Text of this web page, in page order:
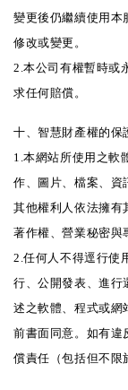
變更後仍繼續使用本
修改或變更。
2.本公司有權暫時或
求任何賠償。
十、智慧財產權的保
1.本網站所使用之軟
作、圖片、檔案、資
其他權利人依法擁有
著作權、營業秘密與
2.任何人不得逕行使
行、公開發表、進行
述之軟體、程式或網
前書面同意。如有違
償責任（包括但不限